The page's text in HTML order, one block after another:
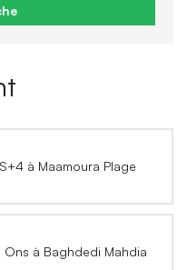
à Maamoura Plage
Ons à Baghdedi Mahdia